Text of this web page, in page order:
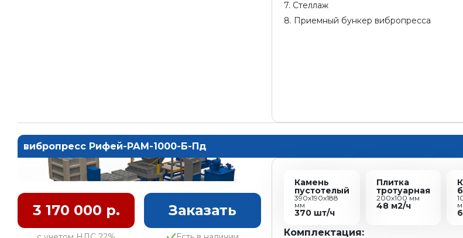
7. Стеллаж
8. Приемный бункер вибропресса
вибропресс Рифей-РАМ-1000-Б-Пд
3 170 000 р. Заказать
Камень
пустотелый
390х190х188
мм
370 шт/ч
Плитка
тротуарная
200х100 мм
48 м2/ч
Комплектация: